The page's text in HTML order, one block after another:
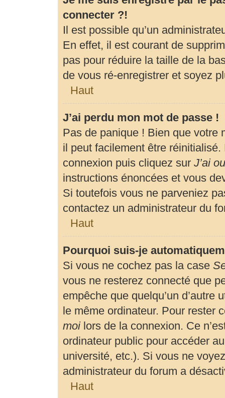
connecter ?!
Il est possible qu’un
En effet, il est courant de
pas pour réduire la taille de la
de vous ré-enregistrer et soyez
Haut
J’ai perdu mon mot de passe !
Pas de panique ! Bien que votre
il peut facilement être
connexion puis cliquez sur J’ai
instructions énoncées et vous
Si toutefois vous ne parveniez
contactez un administrateur du
Haut
Pourquoi suis-je
Si vous ne cochez pas la case
vous ne resterez connecté que
empêche que quelqu’un
le même ordinateur. Pour rester
moilors de la connexion. Ce
ordinateur public pour accéder
université, etc.). Si vous ne
administrateur du forum a
Haut